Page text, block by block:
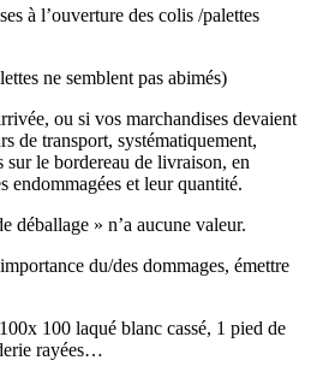
l’ouverture des colis /palettes
ne semblent pas abimés)
ou si vos marchandises devaient
de transport, systématiquement,
sur le bordereau de livraison, en
endommagées et leur quantité.
déballage » n’a aucune valeur.
du/des dommages, émettre
100 laqué blanc cassé, 1 pied de
rayées…